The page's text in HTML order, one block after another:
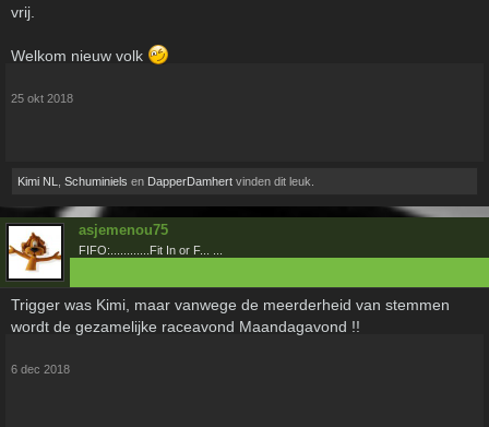
vrij.
Welkom nieuw volk
25 okt 2018
Kimi NL Schuminiels en DapperDamhert vinden dit leuk.
asjemenou75
FIFO:............Fit In or F... ...
Trigger was Kimi, maar vanwege de meerderheid van stemmen
wordt de gezamelijke raceavond Maandagavond !!
6 dec 2018